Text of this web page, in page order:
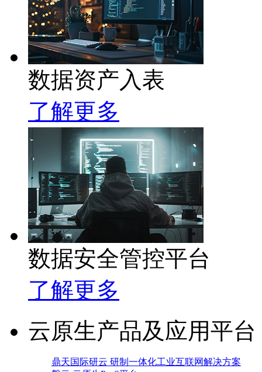
数据资产入表
了解更多
数据安全管控平台
了解更多
云原生产品及应用平台
鼎天国际研云 研制一体化工业互联网解决方案